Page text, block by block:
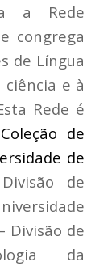
a Rede
congrega
de Língua
ciência e à
Rede é
de
de
de
Divisão de
da